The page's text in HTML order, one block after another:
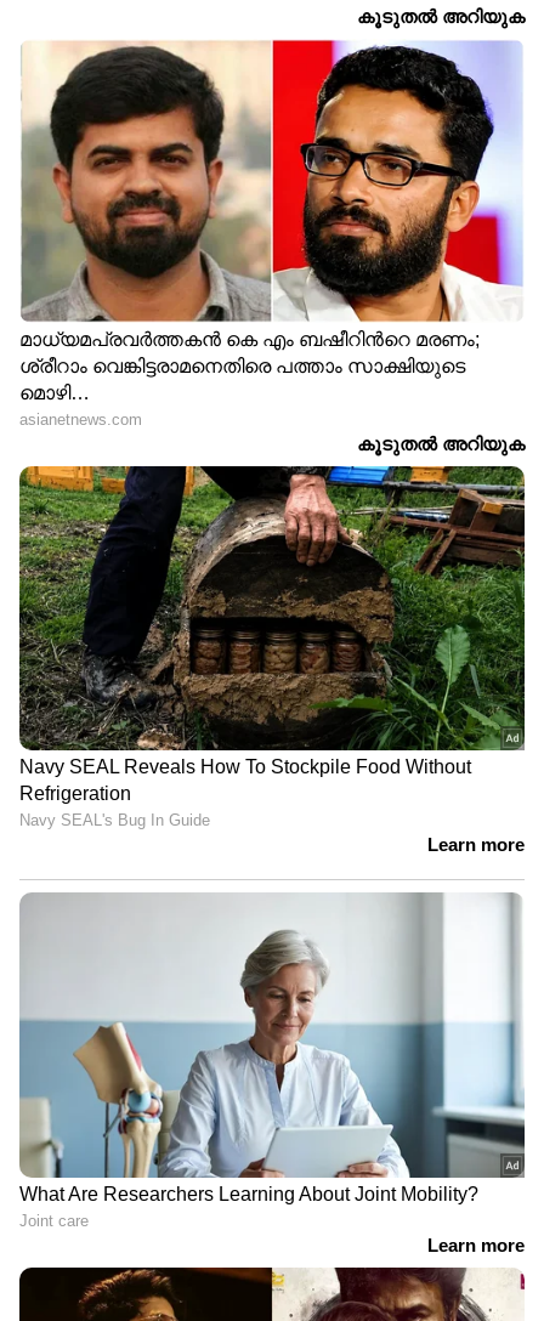
DOWNLOAD APP
RECOMMENDED STORIES
രാം ചരൺ- ബുചി ബാബു
സന ചിത്രം 'പെദ്ധി'
ട്രെയ്‌ലർ പുറത്ത്;
ചിത്രത്തിന്റെ ആഗോള
റിലീസ് 2026 ജൂൺ 4 ന്
'സർജറി ചെയ്‌തെന്ന് വ്യാജ
പ്രചാരണം, 9 മാസംകൊണ്ട്
കുറച്ചത് 10 കിലോ..';
വർക്ക്ഔട്ട് വീഡിയോ
പങ്കുവച്ച് കീർത്തി സുരേഷ്
'കാലം കഴിയുമ്പോൾ
കള്ളം മാഞ്ഞുപോകും..';
ആ മോഹൻലാൽ
ചിത്രീകരണത്തിന് മുൻപ്
അടിയന്തരാവസ്ഥ
LATEST VIDEOS